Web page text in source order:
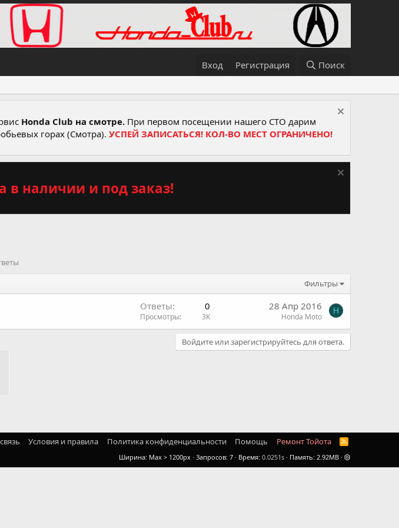
Вход Регистрация Поиск
Honda Club на смотре. При первом посещении нашего СТО дарим
горах (Смотра). УСПЕЙ ЗАПИСАТЬСЯ! КОЛ-ВО МЕСТ ОГРАНИЧЕНО!
в наличии и под заказ!
Фильтры
Ответы 0
Просмотры 3K
28 Апр 2016
Honda Moto
H
Войдите или зарегистрируйтесь для ответа.
Условия и правила Политика конфиденциальности Помощь Ремонт Тойота
R
S
Ширина Запросов 7 Время 0.0251s Память 2.92MB